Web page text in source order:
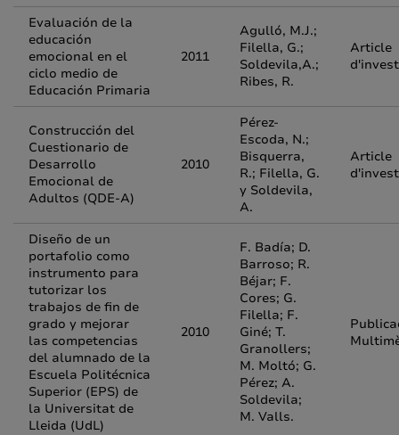
Evaluación de la
educación
emocional en el
ciclo medio de
Educación Primaria
2011
Agulló, M.J.;
Filella, G.;
Soldevila,A.;
Ribes, R.
Article
Construcción del
Cuestionario de
Desarrollo
Emocional de
Adultos (QDE-A)
2010
Pérez-
Escoda, N.;
Bisquerra,
R.; Filella, G.
y Soldevila,
A.
Article
Diseño de un
portafolio como
instrumento para
tutorizar los
trabajos de fin de
grado y mejorar
las competencias
del alumnado de la
Escuela Politécnica
Superior (EPS) de
la Universitat de
Lleida (UdL)
2010
F. Badía; D.
Barroso; R.
Béjar; F.
Cores; G.
Filella; F.
Giné; T.
Granollers;
M. Moltó; G.
Pérez; A.
Soldevila;
M. Valls.